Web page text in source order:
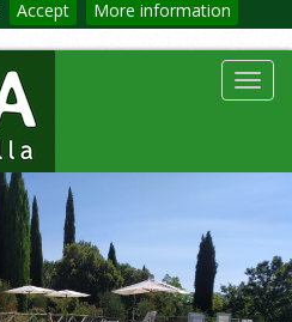
Accept More information